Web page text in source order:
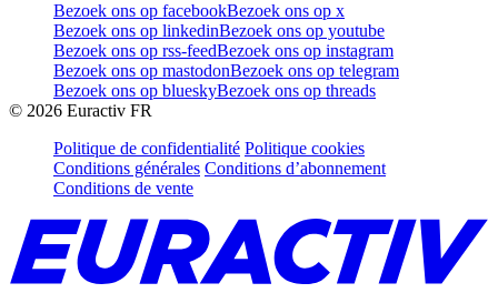
Bezoek ons op facebookBezoek ons op x
Bezoek ons op linkedinBezoek ons op youtube
Bezoek ons op rss-feedBezoek ons op instagram
Bezoek ons op mastodonBezoek ons op telegram
Bezoek ons op blueskyBezoek ons op threads
© 2026 Euractiv FR
Politique de confidentialité Politique cookies
Conditions générales Conditions d’abonnement
Conditions de vente